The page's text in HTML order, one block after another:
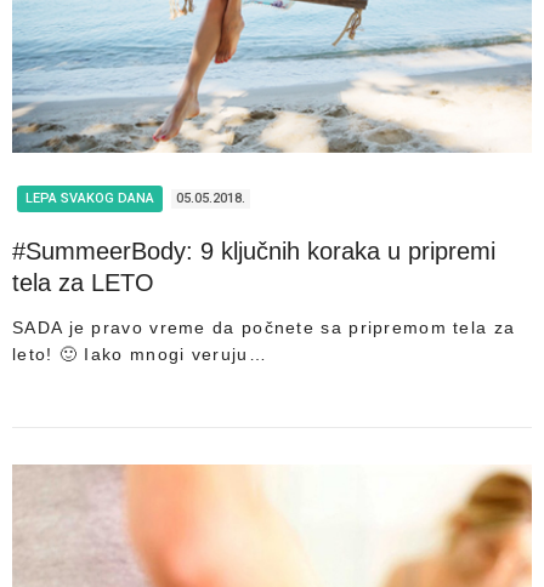
LEPA SVAKOG DANA 05.05.2018.
#SummeerBody: 9 ključnih koraka u pripremi
tela za LETO
SADA je pravo vreme da počnete sa pripremom tela za
leto! 🙂 Iako mnogi veruju…